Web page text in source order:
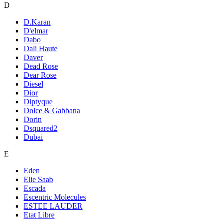
D
D.Karan
D'elmar
Dabo
Dali Haute
Daver
Dead Rose
Dear Rose
Diesel
Dior
Diptyque
Dolce & Gabbana
Dorin
Dsquared2
Dubai
E
Eden
Elie Saab
Escada
Escentric Molecules
ESTEE LAUDER
Etat Libre